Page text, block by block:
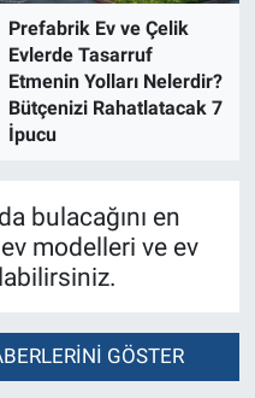
Prefabrik Ev ve Çelik
Evlerde Tasarruf
Etmenin Yolları Nelerdir?
Bütçenizi Rahatlatacak 7
İpucu
bulacağını en
modelleri ve ev
GÖSTER